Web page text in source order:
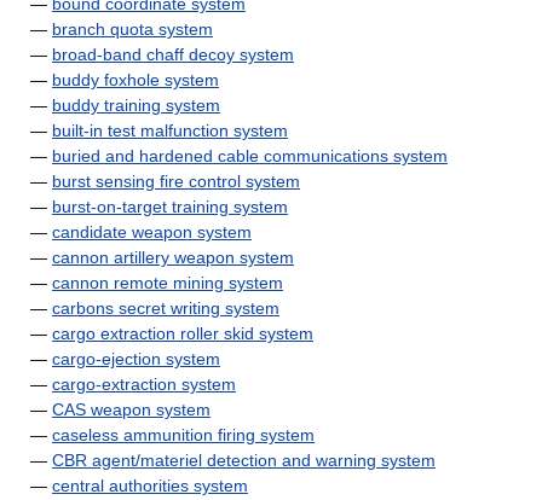
— branch quota system
— broad-band chaff decoy system
— buddy foxhole system
— buddy training system
— built-in test malfunction system
— buried and hardened cable communications system
— burst sensing fire control system
— burst-on-target training system
— candidate weapon system
— cannon artillery weapon system
— cannon remote mining system
— carbons secret writing system
— cargo extraction roller skid system
— cargo-ejection system
— cargo-extraction system
— CAS weapon system
— caseless ammunition firing system
— CBR agent/materiel detection and warning system
— central authorities system